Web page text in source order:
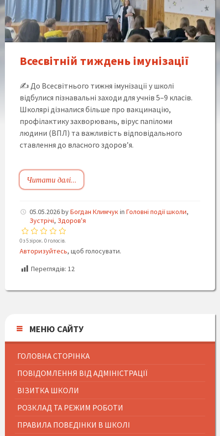
імунізації
Всесвітній тиждень імунізації
✍️ До Всесвітнього тижня імунізації у школі
відбулися пізнавальні заходи для учнів 5–9 класів.
Школярі дізналися більше про вакцинацію,
профілактику захворювань, вірус папіломи
людини (ВПЛ) та важливість відповідального
ставлення до власного здоров’я.
Читати далі...
05.05.2026byБогдан Климчукin Головні події школи,
Зустрічі, Здоров'я
0 з 5 зірок. 0 голосів.
Авторизуйтесь, щоб голосувати.
Переглядів: 12
МЕНЮ САЙТУ
ГОЛОВНА СТОРІНКА
ПОВІДОМЛЕННЯ ВІД АДМІНІСТРАЦІЇ
ВІЗИТКА ШКОЛИ
РОЗКЛАД ТА РЕЖИМ РОБОТИ
ПРАВИЛА ПОВЕДІНКИ В ШКОЛІ